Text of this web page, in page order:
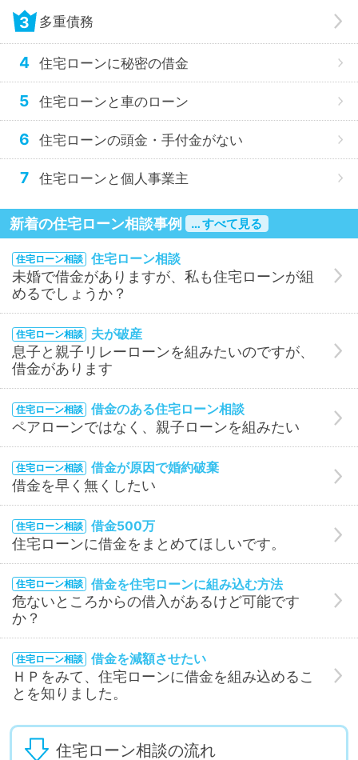
3 多重債務
4 住宅ローンに秘密の借金
5 住宅ローンと車のローン
6 住宅ローンの頭金・手付金がない
7 住宅ローンと個人事業主
新着の住宅ローン相談事例 … すべて見る
住宅ローン相談 住宅ローン相談
未婚で借金がありますが、私も住宅ローンが組
めるでしょうか？
住宅ローン相談 夫が破産
息子と親子リレーローンを組みたいのですが、
借金があります
住宅ローン相談 借金のある住宅ローン相談
ペアローンではなく、親子ローンを組みたい
住宅ローン相談 借金が原因で婚約破棄
借金を早く無くしたい
住宅ローン相談 借金500万
住宅ローンに借金をまとめてほしいです。
住宅ローン相談 借金を住宅ローンに組み込む方法
危ないところからの借入があるけど可能です
か？
住宅ローン相談 借金を減額させたい
ＨＰをみて、住宅ローンに借金を組み込めるこ
とを知りました。
住宅ローン相談の流れ